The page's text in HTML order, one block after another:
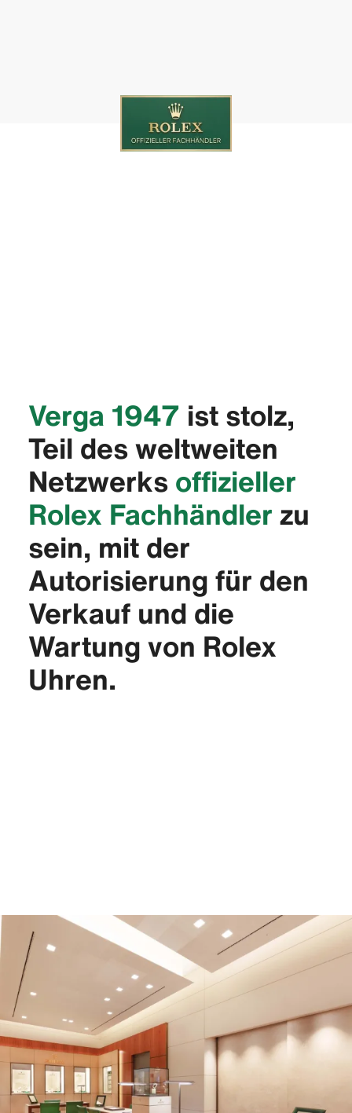
Verga 1947 ist stolz,
Teil des weltweiten
Netzwerksoffizieller
Rolex Fachhändlerzu
sein, mit der
Autorisierung für den
Verkauf und die
Wartung von Rolex
Uhren.